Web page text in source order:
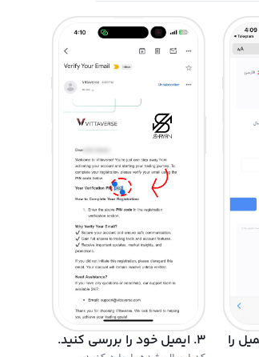
را
۳. ایمیل خود را بررسی کنید.